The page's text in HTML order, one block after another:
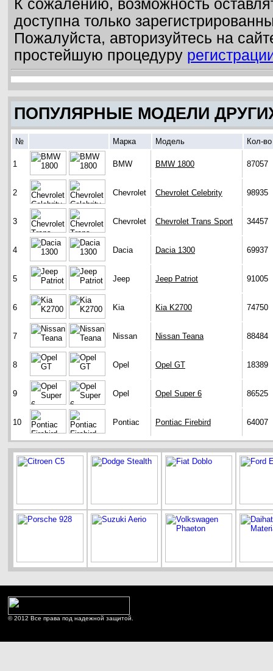
К сожалению, возможность
доступна только
Пожалуйста, авторизуйтесь на
простейшую процедуру
ПОПУЛЯРНЫЕ МОДЕЛИ
№ Марка Модель Кол-
1 BMW BMW 1800 87057
2 Chevrolet Chevrolet Celebrity 98935
3 Chevrolet Chevrolet Trans Sport 34457
4 Dacia Dacia 1300 69937
5 Jeep Jeep Patriot 91005
6 Kia Kia K2700 74750
7 Nissan Nissan Teana 88484
8 Opel Opel GT 18389
9 Opel Opel Super 6 86525
10 Pontiac Pontiac Firebird 64007
© 2012 Все права под надежной защитой.